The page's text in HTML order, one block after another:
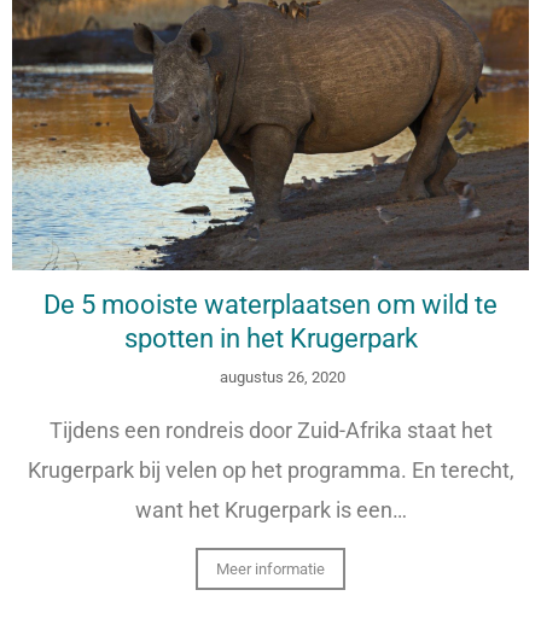
De 5 mooiste waterplaatsen om wild te
spotten in het Krugerpark
augustus 26, 2020
Tijdens een rondreis door Zuid-Afrika staat het
Krugerpark bij velen op het programma. En terecht,
want het Krugerpark is een…
Meer informatie